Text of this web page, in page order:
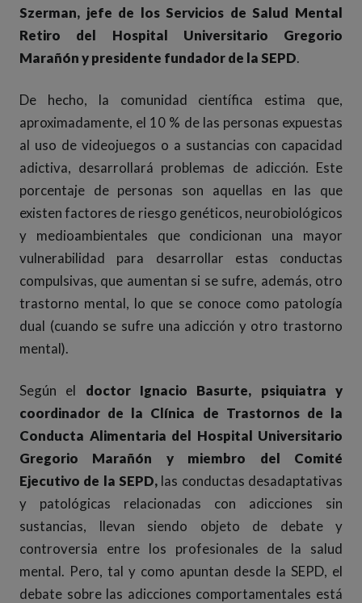
Szerman, jefe de los Servicios de Salud Mental
Retiro del Hospital Universitario Gregorio
Marañón y presidente fundador de la SEPD.
De hecho, la comunidad científica estima que,
aproximadamente, el 10 % de las personas expuestas
al uso de videojuegos o a sustancias con capacidad
adictiva, desarrollará problemas de adicción. Este
porcentaje de personas son aquellas en las que
existen factores de riesgo genéticos, neurobiológicos
y medioambientales que condicionan una mayor
vulnerabilidad para desarrollar estas conductas
compulsivas, que aumentan si se sufre, además, otro
trastorno mental, lo que se conoce como patología
dual (cuando se sufre una adicción y otro trastorno
mental).
Según el doctor Ignacio Basurte, psiquiatra y
coordinador de la Clínica de Trastornos de la
Conducta Alimentaria del Hospital Universitario
Gregorio Marañón y miembro del Comité
Ejecutivo de la SEPD, las conductas desadaptativas
y patológicas relacionadas con adicciones sin
sustancias, llevan siendo objeto de debate y
controversia entre los profesionales de la salud
mental. Pero, tal y como apuntan desde la SEPD, el
debate sobre las adicciones comportamentales está